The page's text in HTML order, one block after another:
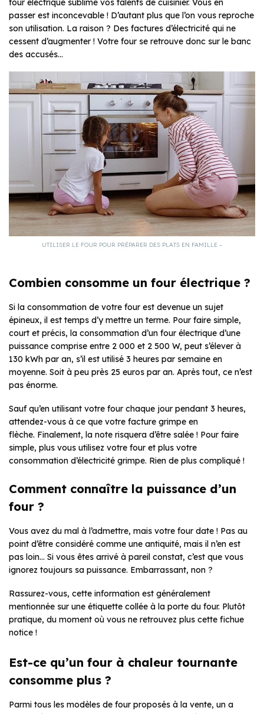
four électrique sublime vos talents de cuisinier. Vous en
passer est inconcevable ! D’autant plus que l’on vous reproche
son utilisation. La raison ? Des factures d’électricité qui ne
cessent d’augmenter ! Votre four se retrouve donc sur le banc
des accusés…
UTILISER LE FOUR POUR PRÉPARER DES PLATS EN FAMILLE –
Combien consomme un four électrique ?
Si la consommation de votre four est devenue un sujet
épineux, il est temps d’y mettre un terme. Pour faire simple,
court et précis, la consommation d’un four électrique d’une
puissance comprise entre 2 000 et 2 500 W, peut s’élever à
130 kWh par an, s’il est utilisé 3 heures par semaine en
moyenne. Soit à peu près 25 euros par an. Après tout, ce n’est
pas énorme.
Sauf qu’en utilisant votre four chaque jour pendant 3 heures,
attendez-vous à ce que votre facture grimpe en
flèche. Finalement, la note risquera d’être salée ! Pour faire
simple, plus vous utilisez votre four et plus votre
consommation d’électricité grimpe. Rien de plus compliqué !
Comment connaître la puissance d’un
four ?
Vous avez du mal à l’admettre, mais votre four date ! Pas au
point d’être considéré comme une antiquité, mais il n’en est
pas loin… Si vous êtes arrivé à pareil constat, c’est que vous
ignorez toujours sa puissance. Embarrassant, non ?
Rassurez-vous, cette information est généralement
mentionnée sur une étiquette collée à la porte du four. Plutôt
pratique, du moment où vous ne retrouvez plus cette fichue
notice !
Est-ce qu’un four à chaleur tournante
consomme plus ?
Parmi tous les modèles de four proposés à la vente, un a